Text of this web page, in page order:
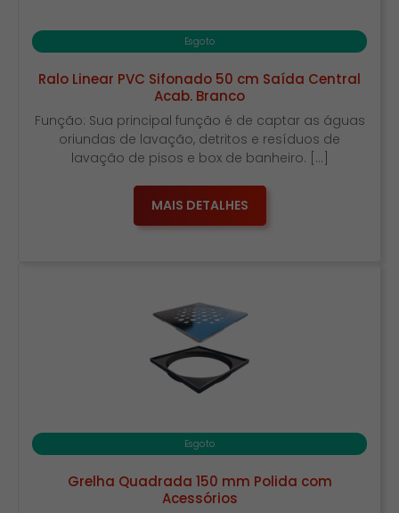
Esgoto
Ralo Linear PVC Sifonado 50 cm Saída Central
Acab. Branco
Função: Sua principal função é de captar as águas
oriundas de lavação, detritos e resíduos de
lavação de pisos e box de banheiro. […]
MAIS DETALHES
Esgoto
Grelha Quadrada 150 mm Polida com
Acessórios